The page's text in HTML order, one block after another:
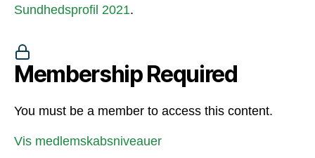
Sundhedsprofil 2021.
Membership Required
You must be a member to access this content.
Vis medlemskabsniveauer